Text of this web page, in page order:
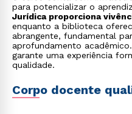
de imagem e
entidades esportivas.
para potencializar o
Jurídica proporciona
enquanto a biblioteca
abrangente, fundamental
aprofundamento
garante uma experiência
qualidade.
Corpo docente